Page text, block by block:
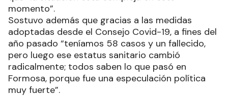
momento”.
Sostuvo además que gracias a las medidas
adoptadas desde el Consejo Covid-19, a fines del
año pasado “teníamos 58 casos y un fallecido,
pero luego ese estatus sanitario cambió
radicalmente; todos saben lo que pasó en
Formosa, porque fue una especulación política
muy fuerte”.